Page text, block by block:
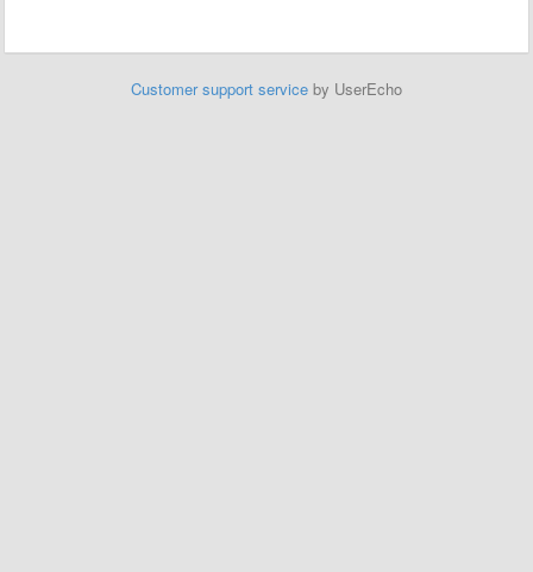
Customer support service by UserEcho